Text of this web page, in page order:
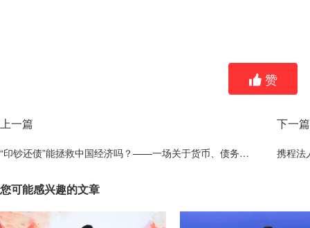
赞
上一篇
“印钞还债”能拯救中国经济吗？——一场关于货币、债务与改革路径的深度辨析
下一篇
携程法
您可能感兴趣的文章